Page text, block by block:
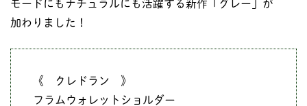
モードにもナチュラルにも活躍する新作「グレー」が
加わりました！
《 クレドラン 》
フラムウォレットショルダー